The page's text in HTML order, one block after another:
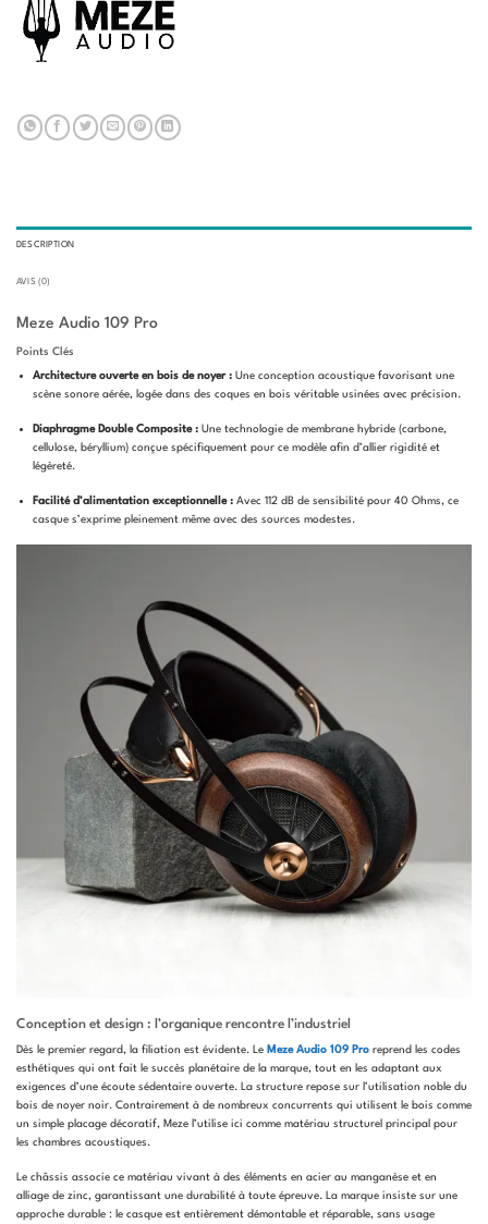
DESCRIPTION
AVIS (0)
Meze Audio 109 Pro
Points Clés
Architecture ouverte en bois de noyer :Une conception acoustique favorisant une
scène sonore aérée, logée dans des coques en bois véritable usinées avec précision.
Diaphragme Double Composite :Une technologie de membrane hybride (carbone,
cellulose, béryllium) conçue spécifiquement pour ce modèle afin d’allier rigidité et
légèreté.
Facilité d’alimentation exceptionnelle :Avec 112 dB de sensibilité pour 40 Ohms, ce
casque s’exprime pleinement même avec des sources modestes.
Conception et design : l’organique rencontre l’industriel
Dès le premier regard, la filiation est évidente. Le Meze Audio 109 Pro reprend les codes
esthétiques qui ont fait le succès planétaire de la marque, tout en les adaptant aux
exigences d’une écoute sédentaire ouverte. La structure repose sur l’utilisation noble du
bois de noyer noir. Contrairement à de nombreux concurrents qui utilisent le bois comme
un simple placage décoratif, Meze l’utilise ici comme matériau structurel principal pour
les chambres acoustiques.
Le châssis associe ce matériau vivant à des éléments en acier au manganèse et en
alliage de zinc, garantissant une durabilité à toute épreuve. La marque insiste sur une
approche durable : le casque est entièrement démontable et réparable, sans usage